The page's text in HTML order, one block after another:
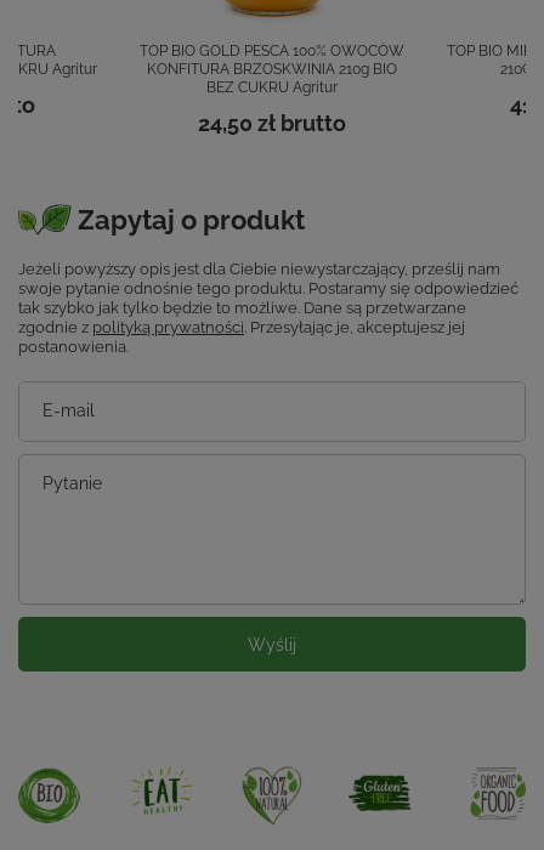
Agritur
TOP BIO GOLD PESCA 100% OWOCÓW
KONFITURA BRZOSKWINIA 210g BIO
BEZ CUKRU Agritur
24,50 zł brutto
TOP BIO
210G
Zapytaj o produkt
Jeżeli powyższy opis jest dla Ciebie niewystarczający, prześlij nam
swoje pytanie odnośnie tego produktu. Postaramy się odpowiedzieć
tak szybko jak tylko będzie to możliwe. Dane są przetwarzane
zgodnie z polityką prywatności. Przesyłając je, akceptujesz jej
postanowienia.
E-mail
Pytanie
Wyślij